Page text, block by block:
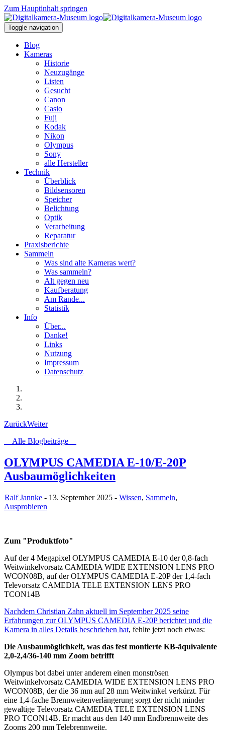
Zum Hauptinhalt springen
Toggle navigation
Blog
Kameras
Historie
Neuzugänge
Listen
Gesucht
Canon
Casio
Fuji
Kodak
Nikon
Olympus
Sony
alle Hersteller
Technik
Überblick
Bildsensoren
Speicher
Belichtung
Optik
Verarbeitung
Reparatur
Praxisberichte
Sammeln
Was sind alte Kameras wert?
Was sammeln?
Alt gegen neu
Kaufberatung
Am Rande...
Statistik
Info
Über...
Danke!
Links
Nutzung
Impressum
Datenschutz
ZurückWeiter
Alle Blogbeiträge
OLYMPUS CAMEDIA E-10/E-20P
Ausbaumöglichkeiten
Ralf Jannke - 13. September 2025 - Wissen, Sammeln,
Ausprobieren
Zum "Produktfoto"
Auf der 4 Megapixel OLYMPUS CAMEDIA E-10 der 0,8-fach
Weitwinkelvorsatz CAMEDIA WIDE EXTENSION LENS PRO
WCON08B, auf der OLYMPUS CAMEDIA E-20P der 1,4-fach
Televorsatz CAMEDIA TELE EXTENSION LENS PRO
TCON14B
Nachdem Christian Zahn aktuell im September 2025 seine
Erfahrungen zur OLYMPUS CAMEDIA E-20P berichtet und die
Kamera in alles Details beschrieben hat, fehlte jetzt noch etwas:
Die Ausbaumöglichkeit, was das fest montierte KB-äquivalente
2,0-2,4/36-140 mm Zoom betrifft
Olympus bot dabei unter anderem einen monströsen
Weitwinkelvorsatz CAMEDIA WIDE EXTENSION LENS PRO
WCON08B, der die 36 mm auf 28 mm Weitwinkel verkürzt. Für
eine 1,4-fache Brennweitenverlängerung sorgt der nicht minder
gewaltige Televorsatz CAMEDIA TELE EXTENSION LENS
PRO TCON14B. Er macht aus den 140 mm Endbrennweite des
Zooms 200 mm Telebrennweite.